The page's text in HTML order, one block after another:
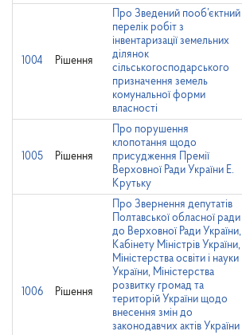
1004 Рішення
Про Зведений пооб’єктний
перелік робіт з
інвентаризації земельних
ділянок
сільськогосподарського
призначення земель
комунальної форми
власності
1005 Рішення
Про порушення
клопотання щодо
присудження Премії
Верховної Ради України Е.
Крутьку
1006 Рішення
Про Звернення депутатів
Полтавської обласної ради
до Верховної Ради України,
Кабінету Міністрів України,
Міністерства освіти і науки
України, Міністерства
розвитку громад та
територій України щодо
внесення змін до
законодавчих актів України